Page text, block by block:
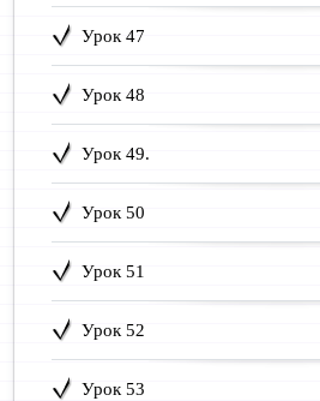
Урок 47
Урок 48
Урок 49.
Урок 50
Урок 51
Урок 52
Урок 53